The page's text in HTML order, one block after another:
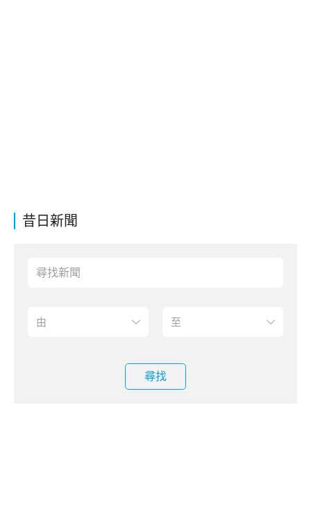
昔日新聞
尋找